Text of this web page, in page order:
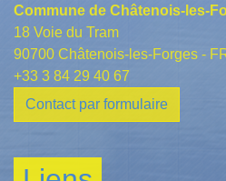
Commune de Châtenois-les-
18 Voie du Tram
90700 Châtenois-les-Forges -
+33 3 84 29 40 67
Contact par formulaire